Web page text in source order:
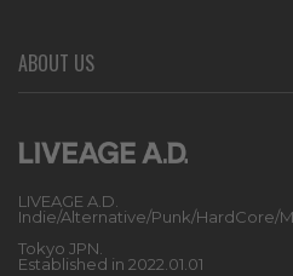
ABOUT US
LIVEAGE A.D.
Indie/Alternative/Punk/HardCore/
Tokyo JPN.
Established in 2022.01.01